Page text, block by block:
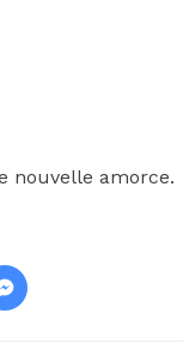
nouvelle amorce.